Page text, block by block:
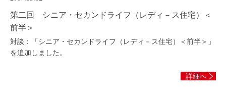
第二回 シニア・セカンドライフ（レディ－ス住宅）＜
前半＞
対談：「シニア・セカンドライフ（レディ－ス住宅）＜前半＞」
を追加しました。
詳細へ